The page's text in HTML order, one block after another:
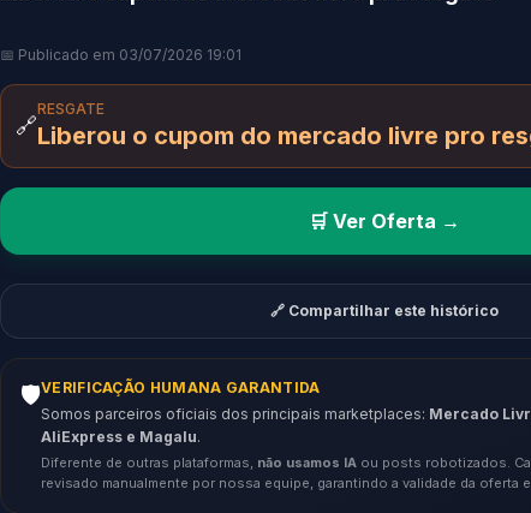
📅 Publicado em 03/07/2026 19:01
🔗
RESGATE
Liberou o cupom do mercado livre pro
🛒 Ver Oferta →
🔗 Compartilhar este histórico
🛡️VERIFICAÇÃO HUMANA GARANTIDA
Somos parceiros oficiais dos principais marketplaces: Mercado
AliExpress e Magalu.
Diferente de outras plataformas, não usamos IA ou posts robotizados.
revisado manualmente por nossa equipe, garantindo a validade da oferta